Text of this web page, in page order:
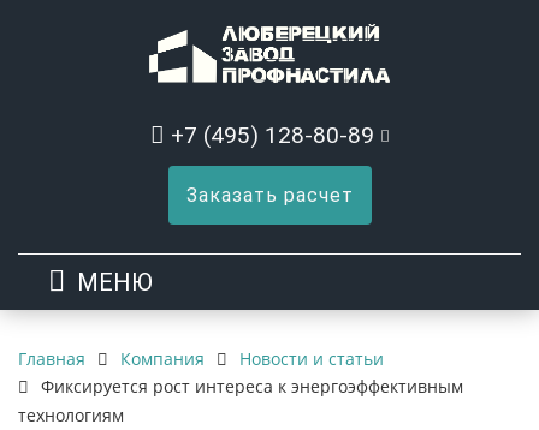
+7 (495) 128-80-89
Заказать расчет
МЕНЮ
Главная Компания
Новости и статьи
Фиксируется рост интереса к энергоэффективным
технологиям